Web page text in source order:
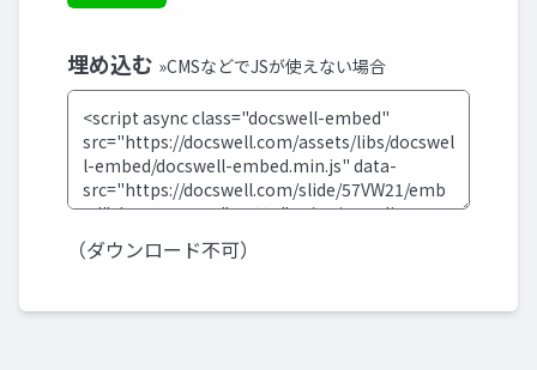
埋め込む »CMSなどでJSが使えない場合
（ダウンロード不可）